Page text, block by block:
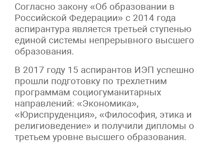
Согласно закону «Об образовании в
Российской Федерации» с 2014 года
аспирантура является третьей ступенью
единой системы непрерывного высшего
образования.
В 2017 году 15 аспирантов ИЭП успешно
прошли подготовку по трехлетним
программам социогуманитарных
направлений: «Экономика»,
«Юриспруденция», «Философия, этика и
религиоведение» и получили дипломы о
третьем уровне высшего образования.